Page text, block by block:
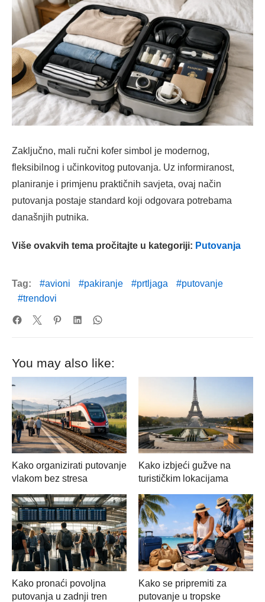
Zaključno, mali ručni kofer simbol je modernog,
fleksibilnog i učinkovitog putovanja. Uz informiranost,
planiranje i primjenu praktičnih savjeta, ovaj način
putovanja postaje standard koji odgovara potrebama
današnjih putnika.
Više ovakvih tema pročitajte u kategoriji: Putovanja
Tag: avioni pakiranje prtljaga
putovanje
trendovi
You may also like:
Kako organizirati putovanje
vlakom bez stresa
Kako izbjeći gužve na
turističkim lokacijama
Kako pronaći povoljna
putovanja u zadnji tren
Kako se pripremiti za
putovanje u tropske